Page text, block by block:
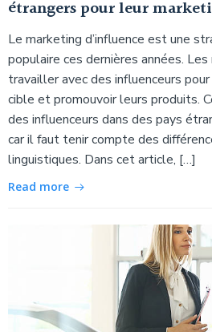
étrangers pour leur
Le marketing d’influence est une
populaire ces dernières années.
travailler avec des influenceurs
cible et promouvoir leurs produits.
des influenceurs dans des pays
car il faut tenir compte des
linguistiques. Dans cet article, […]
Read more